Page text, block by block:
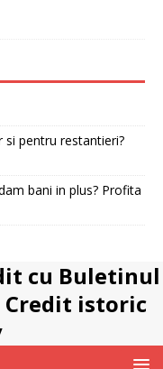
si pentru restantieri?
bani in plus? Profita
cu Buletinul
Credit istoric